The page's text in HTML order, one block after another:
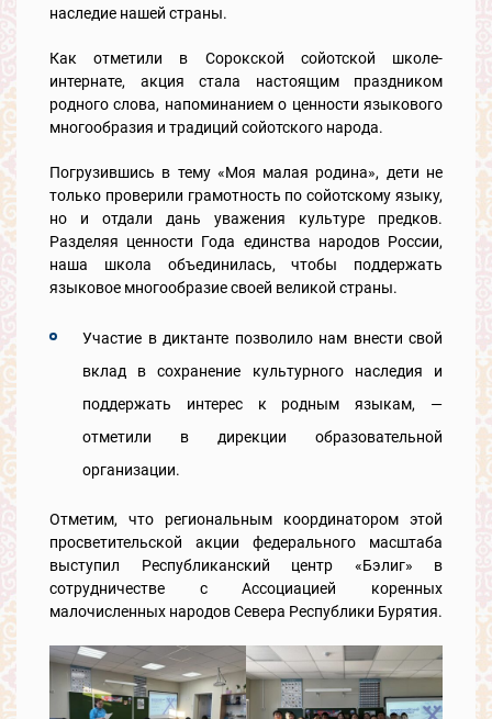
наследие нашей страны.
Как отметили в Сорокской сойотской школе-
интернате, акция стала настоящим праздником
родного слова, напоминанием о ценности языкового
многообразия и традиций сойотского народа.
Погрузившись в тему «Моя малая родина», дети не
только проверили грамотность по сойотскому языку,
но и отдали дань уважения культуре предков.
Разделяя ценности Года единства народов России,
наша школа объединилась, чтобы поддержать
языковое многообразие своей великой страны.
Участие в диктанте позволило нам внести свой
вклад в сохранение культурного наследия и
поддержать интерес к родным языкам, —
отметили в дирекции образовательной
организации.
Отметим, что региональным координатором этой
просветительской акции федерального масштаба
выступил Республиканский центр «Бэлиг» в
сотрудничестве с Ассоциацией коренных
малочисленных народов Севера Республики Бурятия.